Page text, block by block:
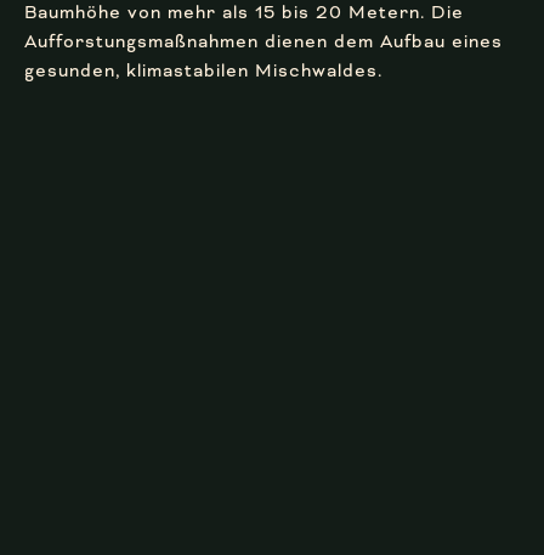
Baumhöhe von mehr als 15 bis 20 Metern. Die
Aufforstungsmaßnahmen dienen dem Aufbau eines
gesunden, klimastabilen Mischwaldes.